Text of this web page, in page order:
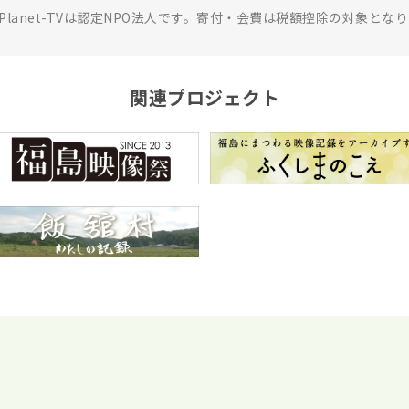
TVは認定NPO法人です。寄付・会費は税額控除の対象とな
関連プロジェクト